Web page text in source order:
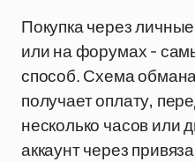
Покупка через
или на форумах -
способ. Схема
получает оплату,
несколько часов или
аккаунт через